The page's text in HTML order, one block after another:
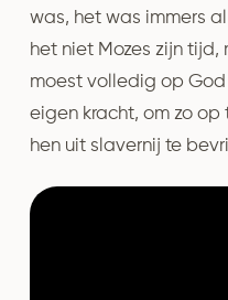
was, het was immers
het niet Mozes zijn tijd,
moest volledig op
eigen kracht, om zo op
hen uit slavernij te